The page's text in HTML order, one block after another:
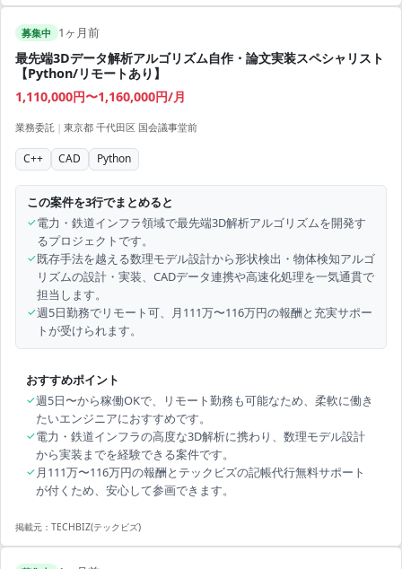
募集中 1ヶ月前
最先端3Dデータ解析アルゴリズム自作・論文実装スペシャリスト
【Python/リモートあり】
1,110,000円〜1,160,000円/月
業務委託 | 東京都 千代田区 国会議事堂前
C++ CAD Python
この案件を3行でまとめると
✓電力・鉄道インフラ領域で最先端3D解析アルゴリズムを開発す
るプロジェクトです。
✓既存手法を越える数理モデル設計から形状検出・物体検知アルゴ
リズムの設計・実装、CADデータ連携や高速化処理を一気通貫で
担当します。
✓週5日勤務でリモート可、月111万〜116万円の報酬と充実サポー
トが受けられます。
おすすめポイント
✓週5日〜から稼働OKで、リモート勤務も可能なため、柔軟に働き
たいエンジニアにおすすめです。
✓電力・鉄道インフラの高度な3D解析に携わり、数理モデル設計
から実装までを経験できる案件です。
✓月111万〜116万円の報酬とテックビズの記帳代行無料サポート
が付くため、安心して参画できます。
掲載元： TECHBIZ(テックビズ)